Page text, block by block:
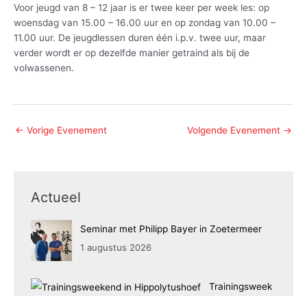
Voor jeugd van 8 – 12 jaar is er twee keer per week les: op
woensdag van 15.00 – 16.00 uur en op zondag van 10.00 –
11.00 uur. De jeugdlessen duren één i.p.v. twee uur, maar
verder wordt er op dezelfde manier getraind als bij de
volwassenen.
← Vorige Evenement Volgende Evenement →
Actueel
Seminar met Philipp Bayer in Zoetermeer
1 augustus 2026
Trainingsweek